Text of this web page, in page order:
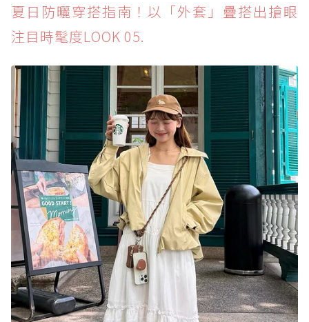
夏日防曬穿搭指南！以「外套」疊搭出搶眼
注目時髦度LOOK 05.